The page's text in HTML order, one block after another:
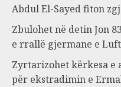
Abdul El-Sayed fiton
Zbulohet në detin Jon
e rrallë gjermane e
Zyrtarizohet kërkesa e
për ekstradimin e